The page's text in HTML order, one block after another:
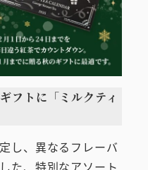
フトに「ミルクティ
し、異なるフレーバ